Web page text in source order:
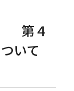
第４
いて